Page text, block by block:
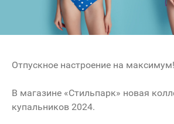
Отпускное настроение на максимум!
В магазине «Стильпарк» новая
купальников 2024.